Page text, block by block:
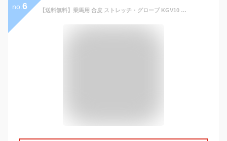
no. 6 【送料無料】乗馬用 合皮 ストレッチ・グローブ KGV10 スマホ対応 手袋 | Klaus 伸縮 人工皮革 乗馬 グローブ スマホ スマートフォン 携帯 タッチ 操作 黒 クラウス 初心者 男女兼用 メンズ レディース ジュニア 男性 女性 子供 馬具 乗馬用品